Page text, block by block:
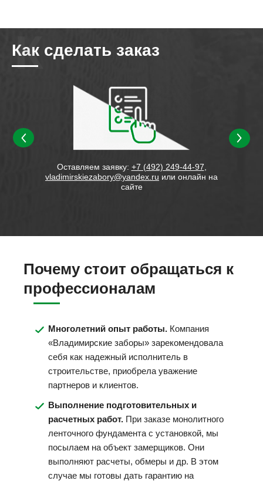
Как сделать заказ
Оставляем заявку: +7 (492) 249-44-97
vladimirskiezabory@yandex.ru или онлайн на
сайте
Почему стоит обращаться к
профессионалам
Многолетний опыт работы. Компания
«Владимирские заборы» зарекомендовала
себя как надежный исполнитель в
строительстве, приобрела уважение
партнеров и клиентов.
Выполнение подготовительных и
расчетных работ. При заказе монолитного
ленточного фундамента с установкой, мы
посылаем на объект замерщиков. Они
выполняют расчеты, обмеры и др. В этом
случае мы готовы дать гарантию на